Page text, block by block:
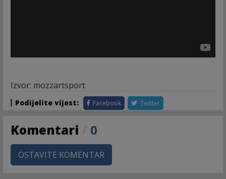
Izvor: mozzartsport
Podijelite vijest: Facebook Twitter
Komentari 0
OSTAVITE KOMENTAR